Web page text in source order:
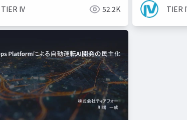
TIER IV 52.2K TIER